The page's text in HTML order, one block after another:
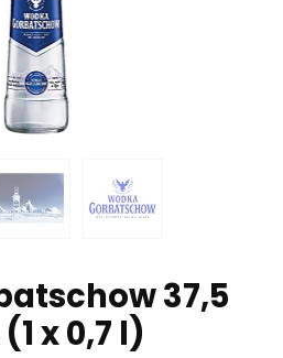
37,5
x 0,7 l)